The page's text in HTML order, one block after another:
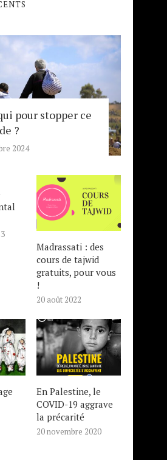
pour stopper ce
?
2024
Madrassati : des
cours de tajwid
gratuits, pour vous
!
20 août 2022
En Palestine, le
COVID-19 aggrave
la précarité
20 novembre 2020